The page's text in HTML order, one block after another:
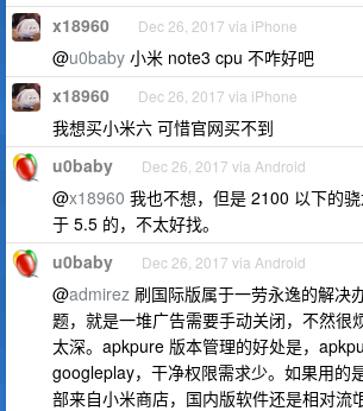
x18960 Dec 26, 2017 via iPhone
@u0baby 小米 note3 cpu 不咋好吧
x18960 Dec 26, 2017 via iPhone
我想买小米六 可惜官网买不到
u0baby Dec 26, 2017 via Android
@x18960 我也不想，但是 2100 以下的
于 5.5 的，不太好找。
u0baby Dec 26, 2017 via Android
@admirez 刷国际版属于一劳永逸的解决
题，就是一堆广告需要手动关闭，不然很
太深。apkpure 版本管理的好处是，
googleplay，干净权限需求少。如果用的
部来自小米商店，国内版软件还是相对流